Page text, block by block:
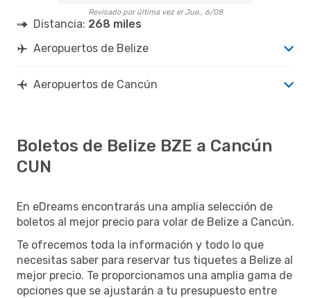
Revisado por última vez el Jue., 6/08
Distancia: 268 miles
Aeropuertos de Belize
Aeropuertos de Cancún
Boletos de Belize BZE a Cancún
CUN
En eDreams encontrarás una amplia selección de
boletos al mejor precio para volar de Belize a Cancún.
Te ofrecemos toda la información y todo lo que
necesitas saber para reservar tus tiquetes a Belize al
mejor precio. Te proporcionamos una amplia gama de
opciones que se ajustarán a tu presupuesto entre